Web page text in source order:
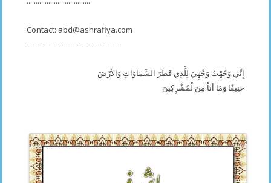
Contact: abd@ashrafiya.com
----- ------- --------- --------- ------
إِنِّي وَجَّهْتُ وَجْهِيَ لِلَّذِي فَطَرَ السَّمَاوَاتِ وَالأَرْضَ
حَنِيفًا وَمَا أَنَاْ مِنَ لْمُشْرِكِينَ